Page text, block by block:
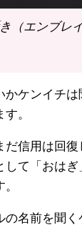
（エンブレ
ケンイチ
。
信用は回復
て「おは
名前を聞く